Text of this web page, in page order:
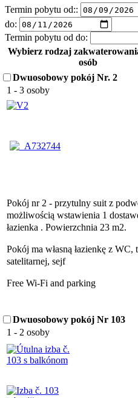
Termin pobytu od::
do:
Termin pobytu od do:
Wybierz rodzaj
osób
Dwuosobowy pokój Nr. 2
1 - 3 osoby
Pokój nr 2 - przytulny suit z
możliwością wstawienia 1
łazienka . Powierzchnia 23 m2.
Pokój ma własną łazienkę z
satelitarnej, sejf
Free Wi-Fi and parking
Dwuosobowy pokój Nr 103
1 - 2 osoby